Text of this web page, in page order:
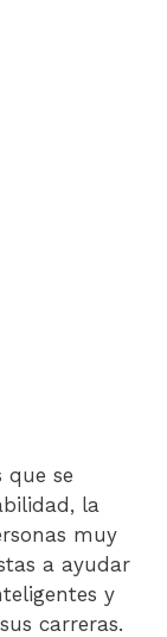
que se
la
muy
a ayudar
y
carreras.